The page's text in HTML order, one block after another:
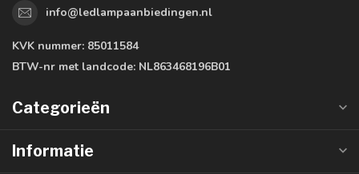
info@ledlampaanbiedingen.nl
KVK nummer: 85011584
BTW-nr met landcode: NL863468196B01
Categorieën
Informatie